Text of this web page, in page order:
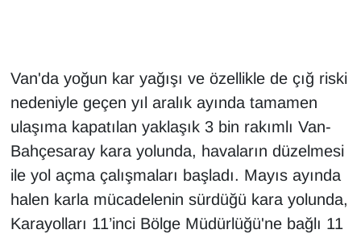
Van'da yoğun kar yağışı ve özellikle de çığ riski
nedeniyle geçen yıl aralık ayında tamamen
ulaşıma kapatılan yaklaşık 3 bin rakımlı Van-
Bahçesaray kara yolunda, havaların düzelmesi
ile yol açma çalışmaları başladı. Mayıs ayında
halen karla mücadelenin sürdüğü kara yolunda,
Karayolları 11’inci Bölge Müdürlüğü'ne bağlı 11
Kim Kimdir?
Kültür & Sanat
KURDÎ
MAGAZİN